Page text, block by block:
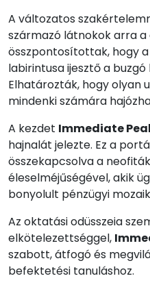
A változatos
származó látnokok arra
összpontosítottak, hogy
labirintusa ijesztő a buzgó
Elhatározták, hogy olyan
mindenki számára
A kezdet Immediate
hajnalát jelezte. Ez a
összekapcsolva a
éleselméjűségével, akik
bonyolult pénzügyi
Az oktatási odüsszeia
elkötelezettséggel,
szabott, átfogó és
befektetési tanuláshoz.